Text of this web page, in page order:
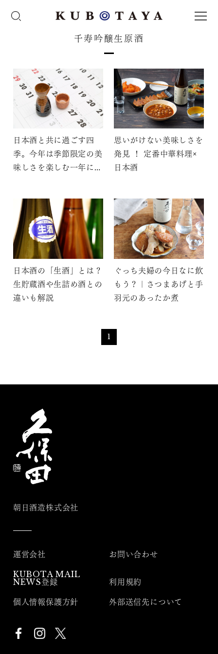
千寿吟醸生原酒
日本酒と共に過ごす四
季。今年は季節限定の美
味しさを楽しむ一年にし
思いがけない美味しさを
発見 ！ 定番中華料理×
日本酒
日本酒の「生酒」とは？
生貯蔵酒や生詰め酒との
違いも解説
ぐっち夫婦の今日なに飲
もう？｜さつまあげと手
羽元のあったか煮
1
朝日酒造株式会社
運営会社 お問い合わせ
KUBOTA MAIL
NEWS登録
利用規約
個人情報保護方針 外部送信先について